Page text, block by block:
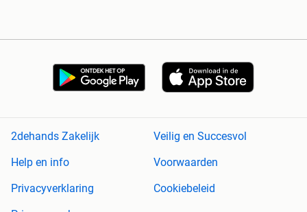
2dehands Zakelijk
Veilig en Succesvol
Help en info
Voorwaarden
Privacyverklaring
Cookiebeleid